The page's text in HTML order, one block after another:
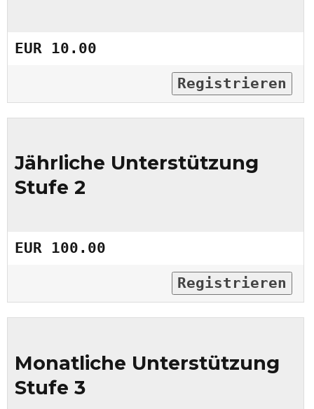
EUR 10.00
Registrieren
Jährliche Unterstützung
Stufe 2
EUR 100.00
Registrieren
Monatliche Unterstützung
Stufe 3